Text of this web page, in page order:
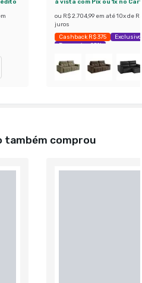
ou R$ 2.704,99 em até 10x de
juros
Cashback R$ 375
Exclusivo
Economize 25%
também comprou